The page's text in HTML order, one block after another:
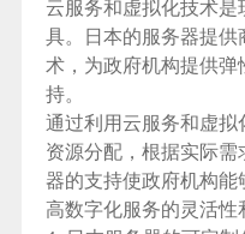
云服务和虚拟化技术
具。日本的服务器提
术，为政府机构提供
持。
通过利用云服务和虚
资源分配，根据实际需
器的支持使政府机构
高数字化服务的灵活性